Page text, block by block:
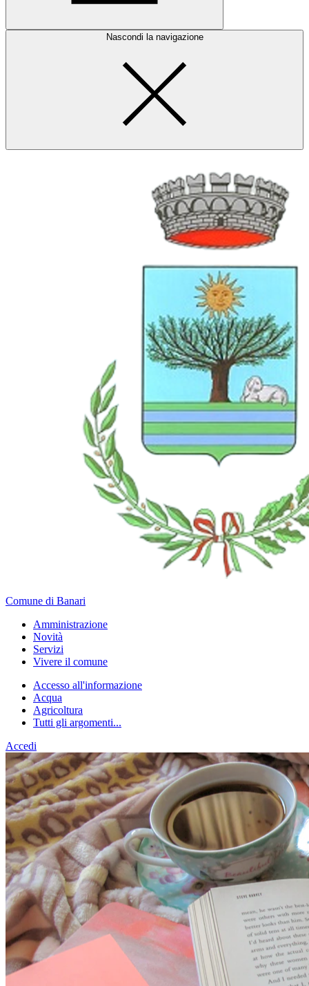
Nascondi la navigazione
Comune di Banari
Amministrazione
Novità
Servizi
Vivere il comune
Accesso all'informazione
Acqua
Agricoltura
Tutti gli argomenti...
Accedi